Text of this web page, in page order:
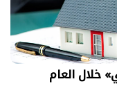
خلال العام